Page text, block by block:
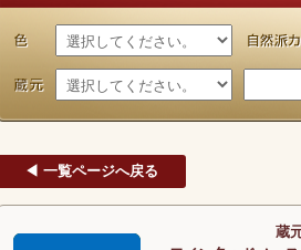
◀ 一覧ページへ戻る
蔵